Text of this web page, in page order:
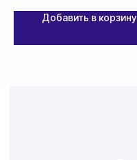
Добавить в корзину